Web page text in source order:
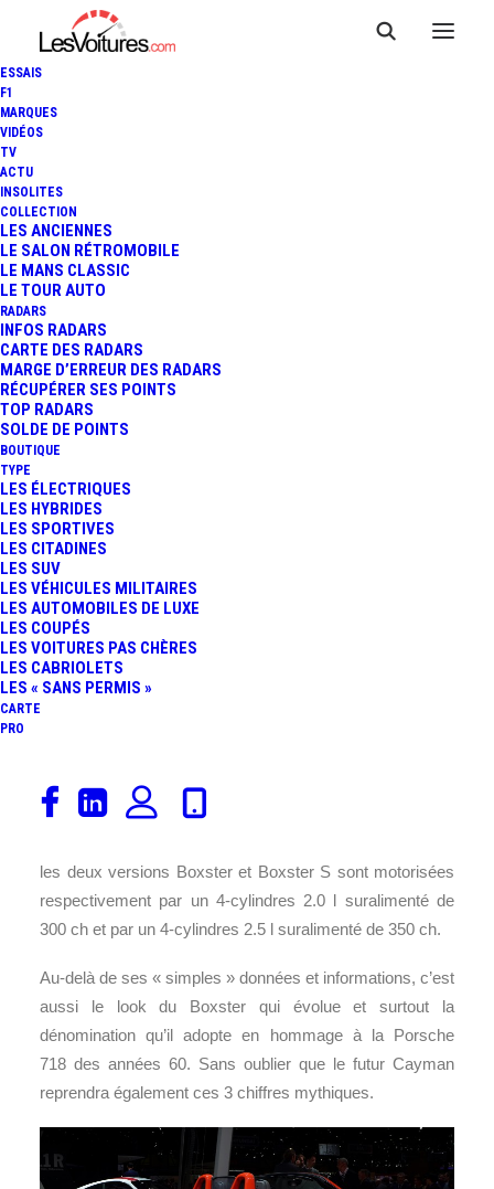
ESSAIS
F1
MARQUES
VIDÉOS
TV
ACTU
INSOLITES
COLLECTION
LES ANCIENNES
LE SALON RÉTROMOBILE
LE MANS CLASSIC
LE TOUR AUTO
RADARS
INFOS RADARS
CARTE DES RADARS
MARGE D’ERREUR DES RADARS
RÉCUPÉRER SES POINTS
TOP RADARS
SOLDE DE POINTS
BOUTIQUE
TYPE
LES ÉLECTRIQUES
LES HYBRIDES
LES SPORTIVES
LES CITADINES
LES SUV
LES VÉHICULES MILITAIRES
LES AUTOMOBILES DE LUXE
LES COUPÉS
LES VOITURES PAS CHÈRES
LES CABRIOLETS
LES « SANS PERMIS »
CARTE
PRO
NOUVEAU ROADSTER EN
PHOTOS À GENÈVE LORS DE
SA PREMIÈRE MONDIALE !
1 Minutes
Fin janvier, Porschea dévoilé le
révolution qui marque l’entrée du roadster dans une
les deux versions Boxster et Boxster S sont motorisées
respectivement par un 4-cylindres 2.0 l suralimenté de
300 ch et par un 4-cylindres 2.5 l suralimenté de 350 ch.
Au-delà de ses « simples » données et informations, c’est
aussi le look du Boxster qui évolue et surtout la
dénomination qu’il adopte en hommage à la Porsche
718 des années 60. Sans oublier que le futur Cayman
reprendra également ces 3 chiffres mythiques.